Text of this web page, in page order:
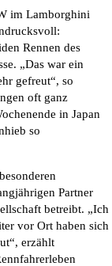
im Lamborghini
Rennen des
„Das war ein
gefreut“, so
oft ganz
in Japan
so
Partner
betreibt. „Ich
vor Ort haben sich
erzählt